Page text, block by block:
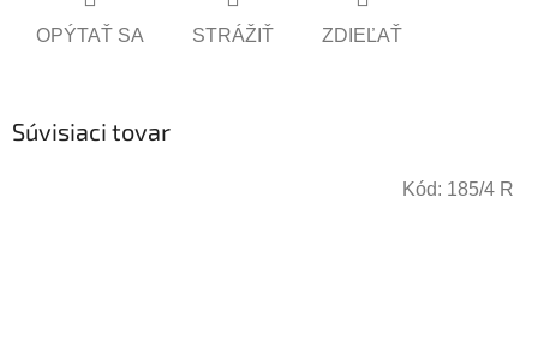
OPÝTAŤ SA STRÁŽIŤ ZDIEĽAŤ
Súvisiaci tovar
Kód: 185/4 R